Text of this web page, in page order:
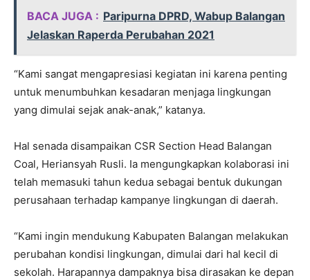
BACA JUGA : Paripurna DPRD, Wabup Balangan
Jelaskan Raperda Perubahan 2021
“Kami sangat mengapresiasi kegiatan ini karena penting
untuk menumbuhkan kesadaran menjaga lingkungan
yang dimulai sejak anak-anak,” katanya.
Hal senada disampaikan CSR Section Head Balangan
Coal, Heriansyah Rusli. Ia mengungkapkan kolaborasi ini
telah memasuki tahun kedua sebagai bentuk dukungan
perusahaan terhadap kampanye lingkungan di daerah.
“Kami ingin mendukung Kabupaten Balangan melakukan
perubahan kondisi lingkungan, dimulai dari hal kecil di
sekolah. Harapannya dampaknya bisa dirasakan ke depan